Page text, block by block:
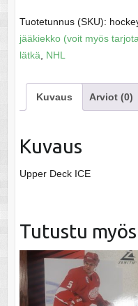
-
NHL
2016-
määrä
Tuotetunnus (SKU):
jääkiekko (voit myös
lätkä, NHL
Kuvaus Arviot (0)
Kuvaus
Upper Deck ICE
Tutustu myös